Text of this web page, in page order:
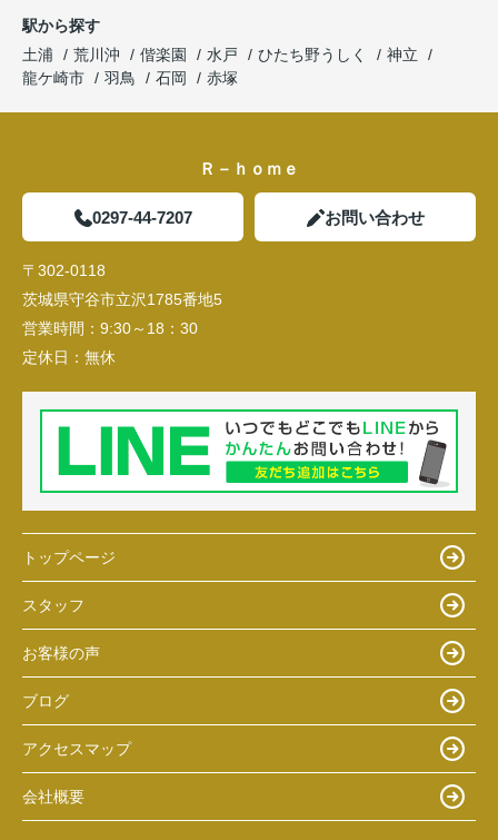
駅から探す
土浦
荒川沖 偕楽園 水戸 ひたち野うしく
神立
龍ケ崎市
羽鳥 石岡 赤塚
Ｒ－ｈｏｍｅ
0297-44-7207 お問い合わせ
〒302-0118
茨城県守谷市立沢1785番地5
営業時間： 9:30～18：30
定休日： 無休
トップページ
スタッフ
お客様の声
ブログ
アクセスマップ
会社概要